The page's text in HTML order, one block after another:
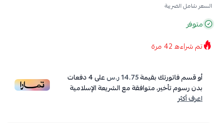
السعر شامل الضريبة
متوفر
تم شراءه42 مرة
أو قسم فاتورتك بقيمة14.75 ر.س على4دفعات
بدون رسوم تأخير، متوافقة مع الشريعة الإسلامية
اعرف أكثر